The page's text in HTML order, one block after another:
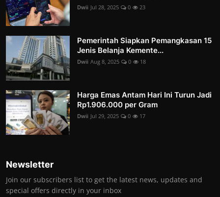
Dwii Jul 28, 2025 0 23
Pemerintah Siapkan Pemangkasan 15
Jenis Belanja Kemente...
Dwii Aug 8, 2025 0 18
Harga Emas Antam Hari Ini Turun Jadi
Rp1.906.000 per Gram
Dwii Jul 29, 2025 0 17
Newsletter
Join our subscribers list to get the latest news, updates and
special offers directly in your inbox